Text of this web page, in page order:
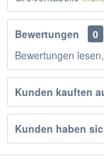
Bewertungen
0
Bewertungen
Kunden kauften
Kunden haben